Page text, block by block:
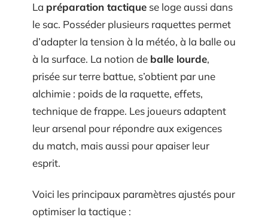
La préparation tactique se loge aussi dans
le sac. Posséder plusieurs raquettes permet
d’adapter la tension à la météo, à la balle ou
à la surface. La notion de balle lourde,
prisée sur terre battue, s’obtient par une
alchimie : poids de la raquette, effets,
technique de frappe. Les joueurs adaptent
leur arsenal pour répondre aux exigences
du match, mais aussi pour apaiser leur
esprit.
Voici les principaux paramètres ajustés pour
optimiser la tactique :